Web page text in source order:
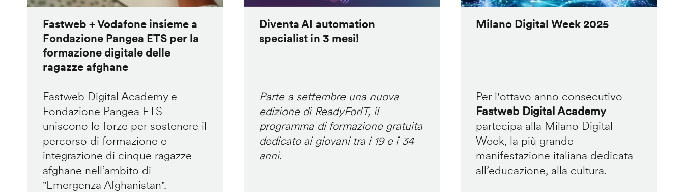
Fastweb + Vodafone insieme a
Fondazione Pangea ETS per la
formazione digitale delle
ragazze afghane
Fastweb Digital Academy e
Fondazione Pangea ETS
uniscono le forze per sostenere il
percorso di formazione e
integrazione di cinque ragazze
afghane nell’ambito di
"Emergenza Afghanistan".
Diventa AI automation
specialist in 3 mesi!
Parte a settembre una nuova
edizione di ReadyForIT, il
programma di formazione gratuita
dedicato ai giovani tra i 19 e i 34
anni.
Milano Digital Week 2025
Per l'ottavo anno consecutivo
Fastweb Digital Academy
partecipa alla Milano Digital
Week, la più grande
manifestazione italiana dedicata
all’educazione, alla cultura.